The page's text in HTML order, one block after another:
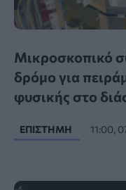
Μικροσκοπικό
δρόμο για
φυσικής στο
ΕΠΙΣΤΉΜΗ 11:00,